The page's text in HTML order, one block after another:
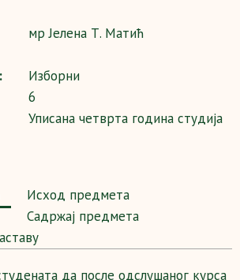
мр Јелена Т. Матић
Изборни
6
Уписана четврта година студија
Исход предмета
Садржај предмета
да после одслушаног курса